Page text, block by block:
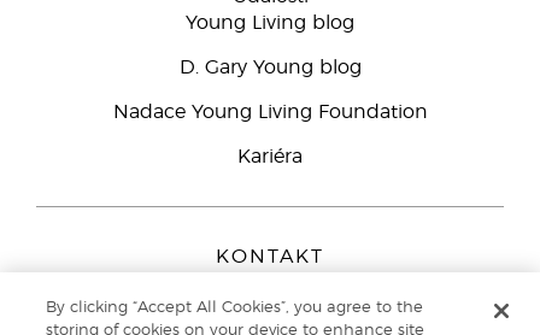
Young Living blog
D. Gary Young blog
Nadace Young Living Foundation
Kariéra
KONTAKT
Peizerweg 97
By clicking “Accept All Cookies”, you agree to the
storing of cookies on your device to enhance site